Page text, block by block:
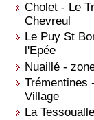
Cholet - Le
Chevreul
Le Puy St
l'Epée
Nuaillé -
Trémentines
Village
La